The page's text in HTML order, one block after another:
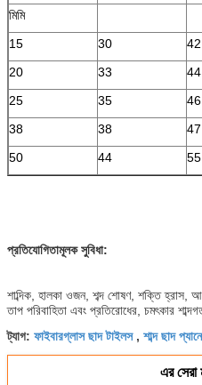
মিমি
15
30 42
20
33 44
25
35 46
38
38 47
50
44 55
প্রতিযোগিতামূলক সুবিধা:
শাব্দিক, হালকা ওজন, শব্দ শোষণ, শক্তি হ্রাস,
তাপ পরিবাহিতা এবং প্রতিরোধের, চমৎকার
ট্যাগ: ফাইবারগ্লাস ছাদ টাইলস, শাব্দ ছাদ
এর সেরা